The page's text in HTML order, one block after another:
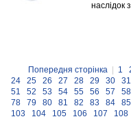
наслідок
Попередня сторінка 1
24
25 26 27 28 29 30 31
51
52 53 54 55 56 57 58
78
79 80 81 82 83 84 85
103
104 105 106 107 108